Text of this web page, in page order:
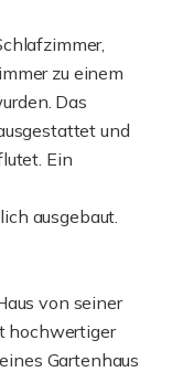
zu einem
Das
und
Ein
ausgebaut.
von seiner
hochwertiger
Gartenhaus